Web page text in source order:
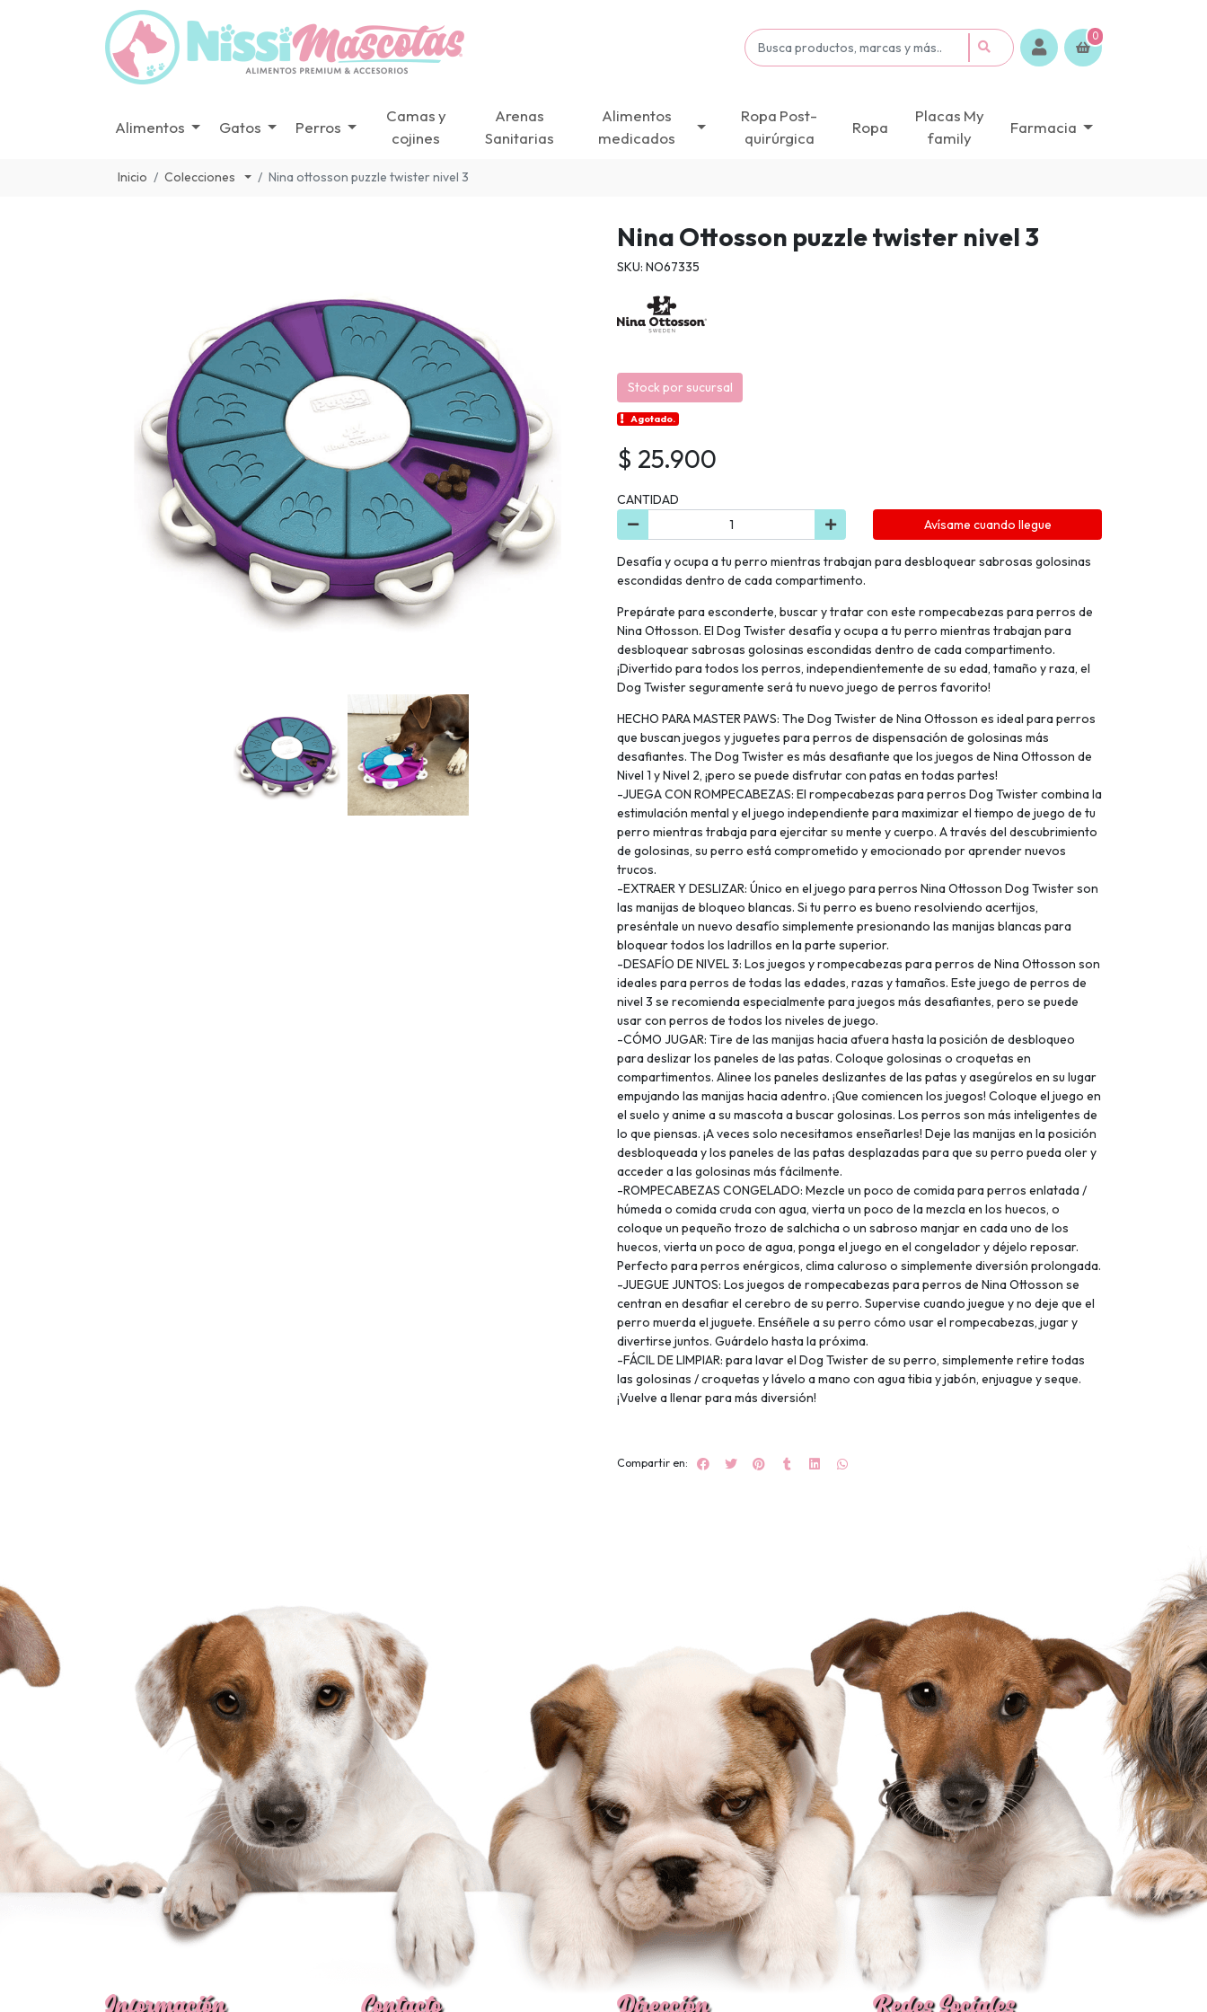
0
Alimentos Gatos Perros
Camas y
cojines
Arenas
Sanitarias
Alimentos
medicados
Ropa Post-
quirúrgica
Ropa
Placas My
family
Farmacia
Inicio Colecciones Nina ottosson puzzle twister nivel 3
Nina Ottosson puzzle twister nivel 3
SKU: NO67335
Stock por sucursal
Agotado.
$ 25.900
CANTIDAD
Avísame cuando llegue
Desafía y ocupa a tu perro mientras trabajan para desbloquear sabrosas golosinas
escondidas dentro de cada compartimento.
Prepárate para esconderte, buscar y tratar con este rompecabezas para perros de
Nina Ottosson. El Dog Twister desafía y ocupa a tu perro mientras trabajan para
desbloquear sabrosas golosinas escondidas dentro de cada compartimento.
¡Divertido para todos los perros, independientemente de su edad, tamaño y raza, el
Dog Twister seguramente será tu nuevo juego de perros favorito!
HECHO PARA MASTER PAWS: The Dog Twister de Nina Ottosson es ideal para perros
que buscan juegos y juguetes para perros de dispensación de golosinas más
desafiantes. The Dog Twister es más desafiante que los juegos de Nina Ottosson de
Nivel 1 y Nivel 2, ¡pero se puede disfrutar con patas en todas partes!
-JUEGA CON ROMPECABEZAS: El rompecabezas para perros Dog Twister combina la
estimulación mental y el juego independiente para maximizar el tiempo de juego de tu
perro mientras trabaja para ejercitar su mente y cuerpo. A través del descubrimiento
de golosinas, su perro está comprometido y emocionado por aprender nuevos
trucos.
-EXTRAER Y DESLIZAR: Único en el juego para perros Nina Ottosson Dog Twister son
las manijas de bloqueo blancas. Si tu perro es bueno resolviendo acertijos,
preséntale un nuevo desafío simplemente presionando las manijas blancas para
bloquear todos los ladrillos en la parte superior.
-DESAFÍO DE NIVEL 3: Los juegos y rompecabezas para perros de Nina Ottosson son
ideales para perros de todas las edades, razas y tamaños. Este juego de perros de
nivel 3 se recomienda especialmente para juegos más desafiantes, pero se puede
usar con perros de todos los niveles de juego.
-CÓMO JUGAR: Tire de las manijas hacia afuera hasta la posición de desbloqueo
para deslizar los paneles de las patas. Coloque golosinas o croquetas en
compartimentos. Alinee los paneles deslizantes de las patas y asegúrelos en su lugar
empujando las manijas hacia adentro. ¡Que comiencen los juegos! Coloque el juego en
el suelo y anime a su mascota a buscar golosinas. Los perros son más inteligentes de
lo que piensas. ¡A veces solo necesitamos enseñarles! Deje las manijas en la posición
desbloqueada y los paneles de las patas desplazadas para que su perro pueda oler y
acceder a las golosinas más fácilmente.
-ROMPECABEZAS CONGELADO: Mezcle un poco de comida para perros enlatada /
húmeda o comida cruda con agua, vierta un poco de la mezcla en los huecos, o
coloque un pequeño trozo de salchicha o un sabroso manjar en cada uno de los
huecos, vierta un poco de agua, ponga el juego en el congelador y déjelo reposar.
Perfecto para perros enérgicos, clima caluroso o simplemente diversión prolongada.
-JUEGUE JUNTOS: Los juegos de rompecabezas para perros de Nina Ottosson se
centran en desafiar el cerebro de su perro. Supervise cuando juegue y no deje que el
perro muerda el juguete. Enséñele a su perro cómo usar el rompecabezas, jugar y
divertirse juntos. Guárdelo hasta la próxima.
-FÁCIL DE LIMPIAR: para lavar el Dog Twister de su perro, simplemente retire todas
las golosinas / croquetas y lávelo a mano con agua tibia y jabón, enjuague y seque.
¡Vuelve a llenar para más diversión!
Compartir en: